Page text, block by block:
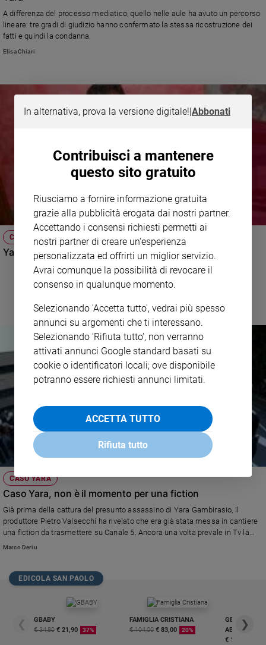
spettacoli
Sanremo
2026
streaming
Libri
figli
Nonni
Coppia
giovani
Bioetica
Vai
Riflessioni
Foto
Video
Podcast
A differenza del processo mediatico, quello nelle aule ha avuto un percorso
lineare: tre gradi di giudizio hanno confermato la stessa ricostruzione dei
fatti e quindi la condanna.
Elisa Chiari
CASO YARA
Yara, un omicidio da infoshow
CASO YARA
Caso Yara, non è il momento per una fiction
Già prima della cattura del presunto assassino di Yara Gambirasio, il
produttore Pietro Valsecchi ha rivelato che era già stata messa in cantiere
una fiction da trasmettere su Canale 5. Ancora una volta prevale in Tv la
logica dello scandalismo, del "battere il ferro finché è caldo", a scapito della
Marco Deriu
EDICOLA SAN PAOLO
❮
GBABY
€ 34,80 € 21,90 37%
FAMIGLIA CRISTIANA
€ 104,00 € 83,00 20%
GBABY
€ 16,99
❯
In alternativa, prova la versione digitale!|Abbonati
Contribuisci a mantenere
questo sito gratuito
Riusciamo a fornire informazione gratuita
grazie alla pubblicità erogata dai nostri partner.
Accettando i consensi richiesti permetti ai
nostri partner di creare un'esperienza
personalizzata ed offrirti un miglior servizio.
Avrai comunque la possibilità di revocare il
consenso in qualunque momento.
Selezionando 'Accetta tutto', vedrai più spesso
annunci su argomenti che ti interessano.
Selezionando 'Rifiuta tutto', non verranno
attivati annunci Google standard basati su
cookie o identificatori locali; ove disponibile
potranno essere richiesti annunci limitati.
ACCETTA TUTTO
Rifiuta tutto